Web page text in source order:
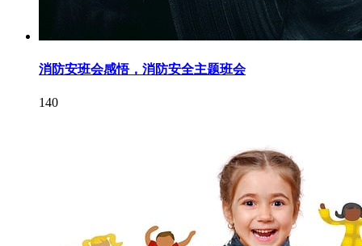
消防安班会感悟，消防安全主题班会
140